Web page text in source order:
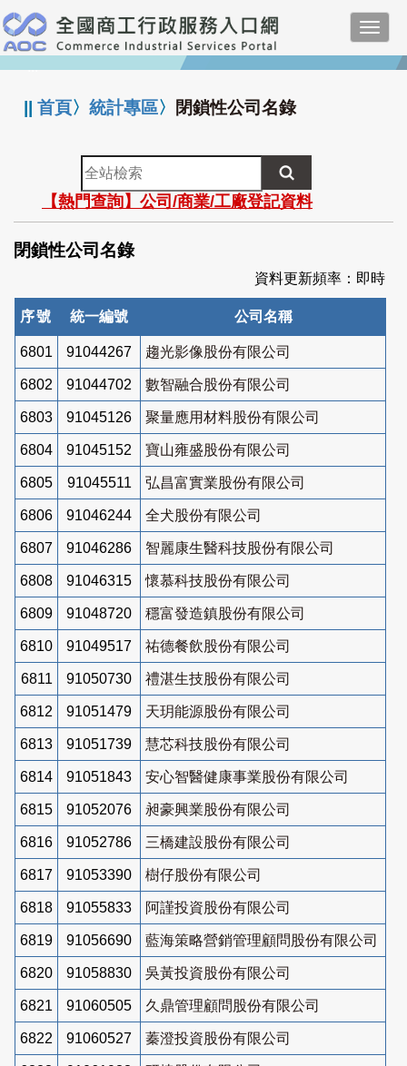
跳
到
主
要
:::
||首頁〉統計專區〉 閉鎖性公司名錄
全
站
檢
索
【熱門查詢】公司/商業/工廠登記資料
閉鎖性公司名錄
資料更新頻率：即時
序號 統一編號 公司名稱
6801 91044267 趨光影像股份有限公司
6802 91044702 數智融合股份有限公司
6803 91045126 聚量應用材料股份有限公司
6804 91045152 寶山雍盛股份有限公司
6805 91045511 弘昌富實業股份有限公司
6806 91046244 全犬股份有限公司
6807 91046286 智麗康生醫科技股份有限公司
6808 91046315 懷慕科技股份有限公司
6809 91048720 穩富發造鎮股份有限公司
6810 91049517 祐德餐飲股份有限公司
6811 91050730 禮湛生技股份有限公司
6812 91051479 天玥能源股份有限公司
6813 91051739 慧芯科技股份有限公司
6814 91051843 安心智醫健康事業股份有限公司
6815 91052076 昶豪興業股份有限公司
6816 91052786 三橋建設股份有限公司
6817 91053390 樹仔股份有限公司
6818 91055833 阿謹投資股份有限公司
6819 91056690 藍海策略營銷管理顧問股份有限公司
6820 91058830 吳黃投資股份有限公司
6821 91060505 久鼎管理顧問股份有限公司
6822 91060527 蓁澄投資股份有限公司